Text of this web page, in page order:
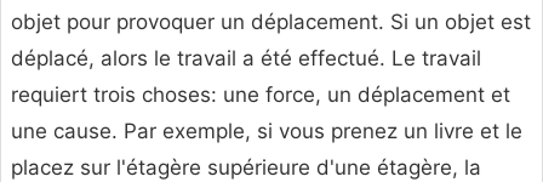
objet pour provoquer un déplacement. Si un objet est
déplacé, alors le travail a été effectué. Le travail
requiert trois choses: une force, un déplacement et
une cause. Par exemple, si vous prenez un livre et le
placez sur l'étagère supérieure d'une étagère, la